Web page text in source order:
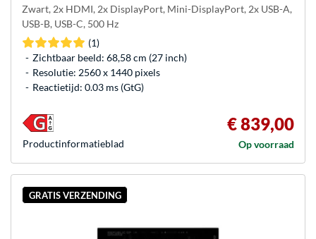
Zwart, 2x HDMI, 2x DisplayPort, Mini-DisplayPort, 2x USB-A,
USB-B, USB-C, 500 Hz
(1)
Zichtbaar beeld: 68,58 cm (27 inch)
Resolutie: 2560 x 1440 pixels
Reactietijd: 0.03 ms (GtG)
€ 839,00
Op voorraad
Product­informatieblad
GRATIS VERZENDING